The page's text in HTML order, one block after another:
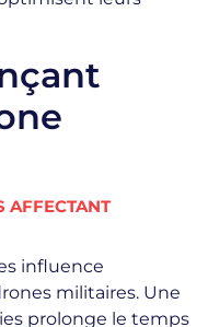
AFFECTANT
influence
militaires. Une
prolonge le temps